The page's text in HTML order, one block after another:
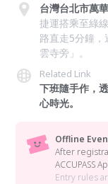
台灣台北市萬
捷運搭乘至綠
路直走5分鐘
雲寺旁」。
Related Link
下班隨手作，
心時光。
Offline
After
ACCUPASS
Entry rules